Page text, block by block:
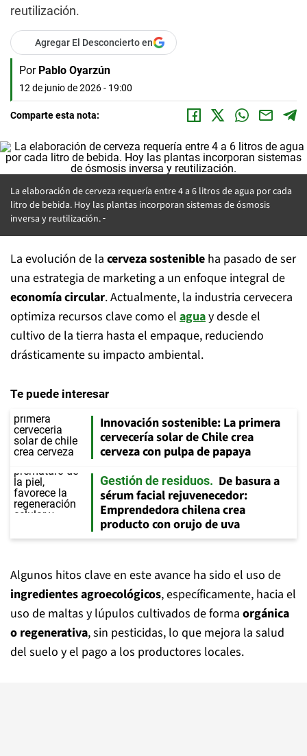
reutilización.
Agregar El Desconcierto en
Por Pablo Oyarzún
12 de junio de 2026 - 19:00
Comparte esta nota:
La elaboración de cerveza requería entre 4 a 6 litros de agua por cada
litro de bebida. Hoy las plantas incorporan sistemas de ósmosis
inversa y reutilización.
La evolución de la cerveza sostenible ha pasado de ser
una estrategia de marketing a un enfoque integral de
economía circular. Actualmente, la industria cervecera
optimiza recursos clave como el aguay desde el
cultivo de la tierra hasta el empaque, reduciendo
drásticamente su impacto ambiental.
Te puede interesar
Innovación sostenible: La primera
cervecería solar de Chile crea
cerveza con pulpa de papaya
Gestión de residuos
De basura a
sérum facial rejuvenecedor:
Emprendedora chilena crea
producto con orujo de uva
Algunos hitos clave en este avance ha sido el uso de
ingredientes agroecológicos, específicamente, hacia el
uso de maltas y lúpulos cultivados de forma orgánica
o regenerativa, sin pesticidas, lo que mejora la salud
del suelo y el pago a los productores locales.